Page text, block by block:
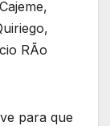
RÃo
para que